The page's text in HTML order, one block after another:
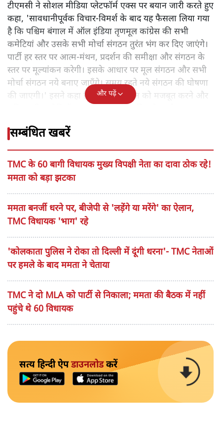
टीएमसी ने सोशल मीडिया प्लेटफॉर्म एक्स पर बयान जारी करते हुए
कहा, 'सावधानीपूर्वक विचार-विमर्श के बाद यह फैसला लिया गया
है कि पश्चिम बंगाल में ऑल इंडिया तृणमूल कांग्रेस की सभी
कमेटियां और उसके सभी मोर्चा संगठन तुरंत भंग कर दिए जाएंगे।
पार्टी हर स्तर पर आत्म-मंथन, प्रदर्शन की समीक्षा और संगठन के
स्तर पर मूल्यांकन करेगी। इसके आधार पर मूल संगठन और सभी
मोर्चा संगठन नये बनाए जाएँगे। समय रहते नये संगठन की घोषणा
की जाएगी।' इसने कहा है कि पार्टी संगठन को मजबूत करने और
और पढ़ें
सम्बंधित खबरें
TMC के 60 बागी विधायक मुख्य विपक्षी नेता का दावा ठोक रहे!
ममता को बड़ा झटका
ममता बनर्जी धरने पर, बीजेपी से 'लड़ेंगे या मरेंगे' का ऐलान,
TMC विधायक 'भाग' रहे
'कोलकाता पुलिस ने रोका तो दिल्ली में दूंगी धरना'- TMC नेताओं
पर हमले के बाद ममता ने चेताया
TMC ने दो MLA को पार्टी से निकाला; ममता की बैठक में नहीं
पहुंचे थे 60 विधायक
सत्य हिन्दी ऐपडाउनलोडकरें